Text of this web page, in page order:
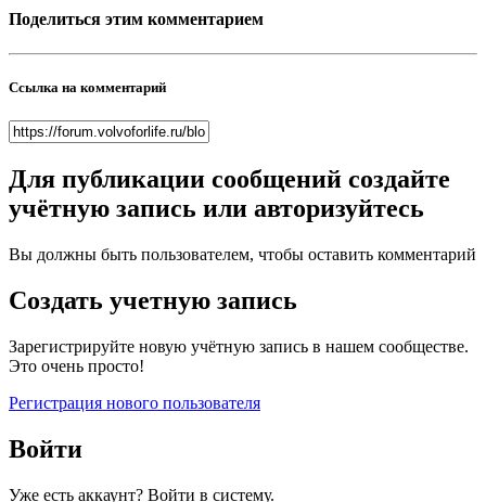
Поделиться этим комментарием
Ссылка на комментарий
Для публикации сообщений создайте
учётную запись или авторизуйтесь
Вы должны быть пользователем, чтобы оставить комментарий
Создать учетную запись
Зарегистрируйте новую учётную запись в нашем сообществе.
Это очень просто!
Регистрация нового пользователя
Войти
Уже есть аккаунт? Войти в систему.